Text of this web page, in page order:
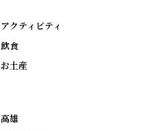
アクティビティ
飲食
お土産
高雄